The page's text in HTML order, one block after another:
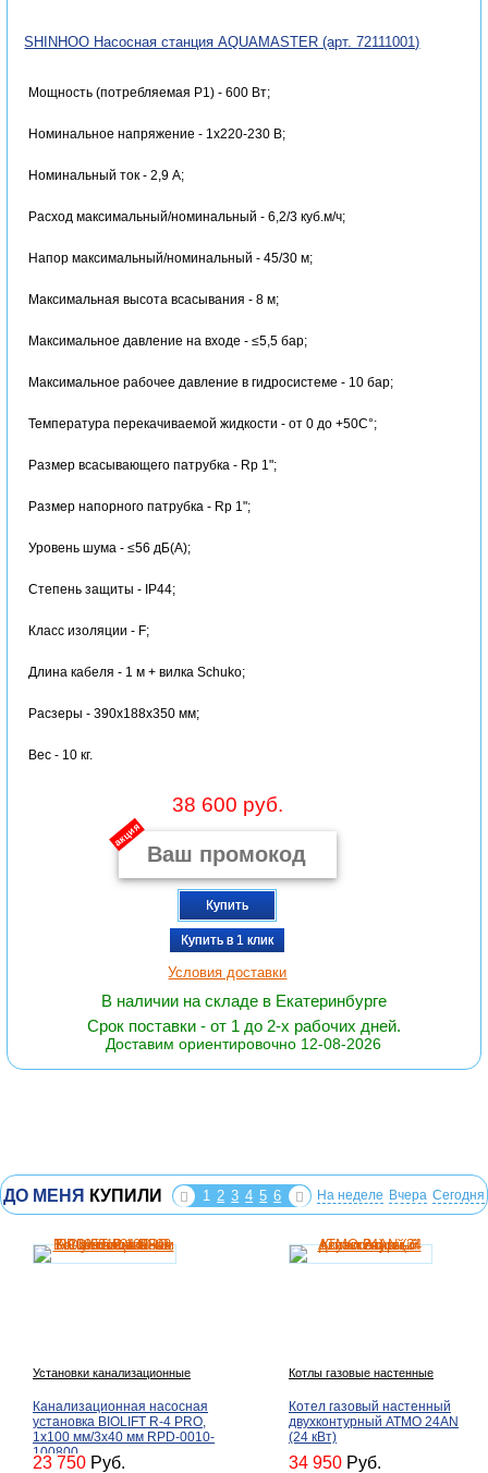
SHINHOO Насосная станция AQUAMASTER (арт. 72111001)
Мощность (потребляемая P1) - 600 Вт;
Номинальное напряжение - 1x220-230 В;
Номинальный ток - 2,9 A;
Расход максимальный/номинальный - 6,2/3 куб.м/ч;
Напор максимальный/номинальный - 45/30 м;
Максимальная высота всасывания - 8 м;
Максимальное давление на входе - ≤5,5 бар;
Максимальное рабочее давление в гидросистеме - 10 бар;
Температура перекачиваемой жидкости - от 0 до +50С°;
Размер всасывающего патрубка - Rp 1";
Размер напорного патрубка - Rp 1";
Уровень шума - ≤56 дБ(А);
Степень защиты - IP44;
Класс изоляции - F;
Длина кабеля - 1 м + вилка Schuko;
Расзеры - 390x188x350 мм;
Вес - 10 кг.
38 600 руб.
акция
Купить
Купить в 1 клик
Условия доставки
В наличии на складе в Екатеринбурге
Срок поставки - от 1 до 2-х рабочих дней.
Доставим ориентировочно 12-08-2026
ДО МЕНЯ КУПИЛИ 1 2 3 4 5 6 На неделе Вчера Сегодня
Установки канализационные
Канализационная насосная
установка BIOLIFT R-4 PRO,
1х100 мм/3х40 мм RPD-0010-
100800
23 750 Руб.
Котлы газовые настенные
Котел газовый настенный
двухконтурный ATMO 24AN
(24 кВт)
34 950 Руб.